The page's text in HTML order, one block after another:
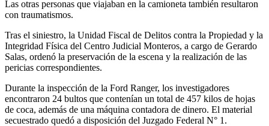
Las otras personas que viajaban en la camioneta también resultaron
con traumatismos.
Tras el siniestro, la Unidad Fiscal de Delitos contra la Propiedad y la
Integridad Física del Centro Judicial Monteros, a cargo de Gerardo
Salas, ordenó la preservación de la escena y la realización de las
pericias correspondientes.
Durante la inspección de la Ford Ranger, los investigadores
encontraron 24 bultos que contenían un total de 457 kilos de hojas
de coca, además de una máquina contadora de dinero. El material
secuestrado quedó a disposición del Juzgado Federal N° 1.